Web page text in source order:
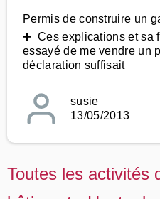
Permis de construire un
➕ Ces explications et sa
essayé de me vendre un
déclaration suffisait
susie
13/05/2013
Toutes les activités